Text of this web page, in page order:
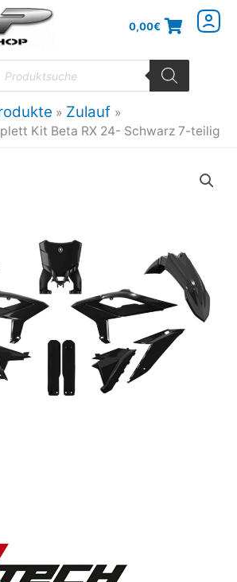
0,00€
Zulauf
Kit Beta RX 24- Schwarz 7-teilig
Aktueller
120,21€.